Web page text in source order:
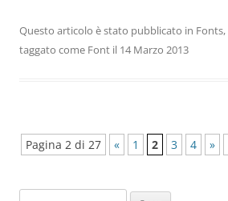
Questo articolo è stato pubblicato in Fonts,
taggato come Font il 14 Marzo 2013
Pagina 2 di 27 « 1 2 3 4 »